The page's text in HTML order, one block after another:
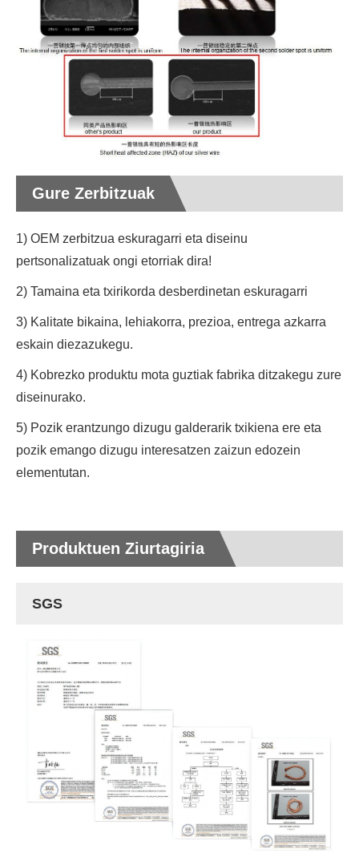
Gure Zerbitzuak
1) OEM zerbitzua eskuragarri eta diseinu
pertsonalizatuak ongi etorriak dira!
2) Tamaina eta txirikorda desberdinetan eskuragarri
3) Kalitate bikaina, lehiakorra, prezioa, entrega azkarra
eskain diezazukegu.
4) Kobrezko produktu mota guztiak fabrika ditzakegu zure
diseinurako.
5) Pozik erantzungo dizugu galderarik txikiena ere eta
pozik emango dizugu interesatzen zaizun edozein
elementutan.
Produktuen Ziurtagiria
SGS